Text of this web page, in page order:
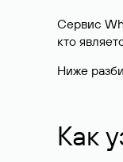
Сервис
кто
Ниже
Как